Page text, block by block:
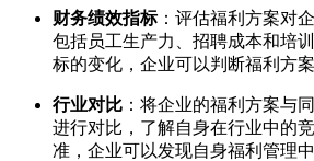
财务绩效指标：评估福利方案对
包括员工生产力、招聘成本和培
标的变化，企业可以判断福利方案
行业对比 ：将企业的福利方案与
进行对比，了解自身在行业中的
准，企业可以发现自身福利管理